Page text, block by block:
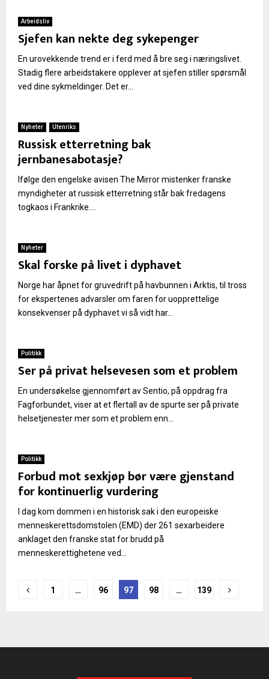
Arbeidsliv
Sjefen kan nekte deg sykepenger
En urovekkende trend er i ferd med å bre seg i næringslivet.
Stadig flere arbeidstakere opplever at sjefen stiller spørsmål
ved dine sykmeldinger. Det er...
Nyheter Utenriks
Russisk etterretning bak
jernbanesabotasje?
Ifølge den engelske avisen The Mirror mistenker franske
myndigheter at russisk etterretning står bak fredagens
togkaos i Frankrike....
Nyheter
Skal forske på livet i dyphavet
Norge har åpnet for gruvedrift på havbunnen i Arktis, til tross
for ekspertenes advarsler om faren for uopprettelige
konsekvenser på dyphavet vi så vidt har...
Politikk
Ser på privat helsevesen som et problem
En undersøkelse gjennomført av Sentio, på oppdrag fra
Fagforbundet, viser at et flertall av de spurte ser på private
helsetjenester mer som et problem enn...
Politikk
Forbud mot sexkjøp bør være gjenstand
for kontinuerlig vurdering
I dag kom dommen i en historisk sak i den europeiske
menneskerettsdomstolen (EMD) der 261 sexarbeidere
anklaget den franske stat for brudd på
menneskerettighetene ved...
Sidepaginering
1 … 96 97 98 … 139